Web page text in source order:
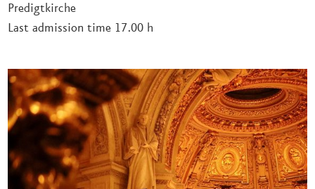
Predigtkirche
Last admission time 17.00 h